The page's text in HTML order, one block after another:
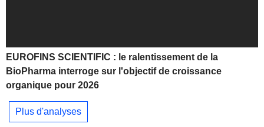
EUROFINS SCIENTIFIC : le ralentissement de la
BioPharma interroge sur l'objectif de croissance
organique pour 2026
Plus d'analyses